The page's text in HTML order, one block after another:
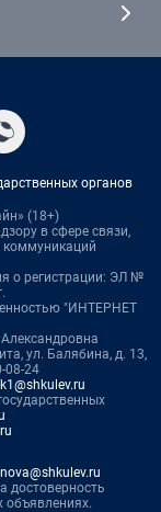
органов
(18+)
в сфере связи,
о регистрации: ЭЛ №
"ИНТЕРНЕТ
ул. Балябина, д. 13,
08-24
достоверность